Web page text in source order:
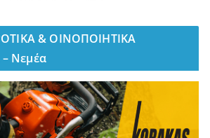
& ΟΙΝΟΠΟΙΗΤΙΚΑ
Νεμέα